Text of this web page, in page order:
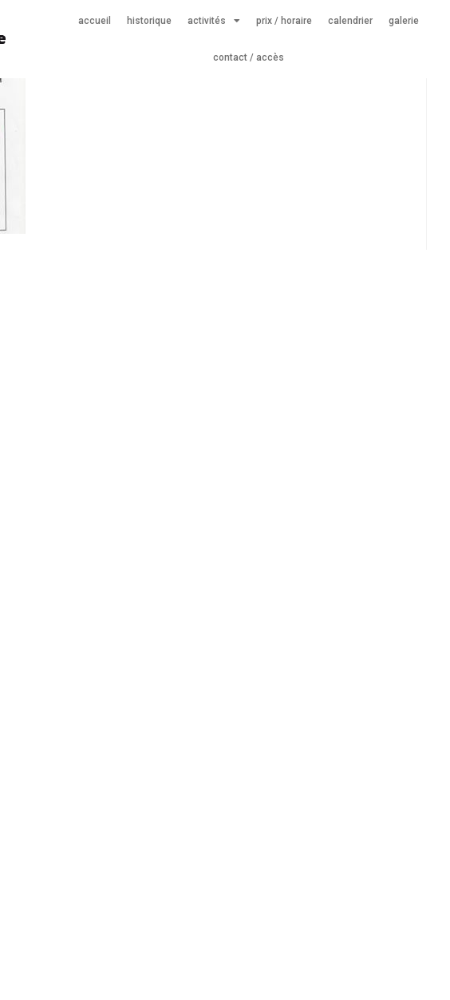
accueil historique activités prix / horaire calendrier galerie
contact / accès